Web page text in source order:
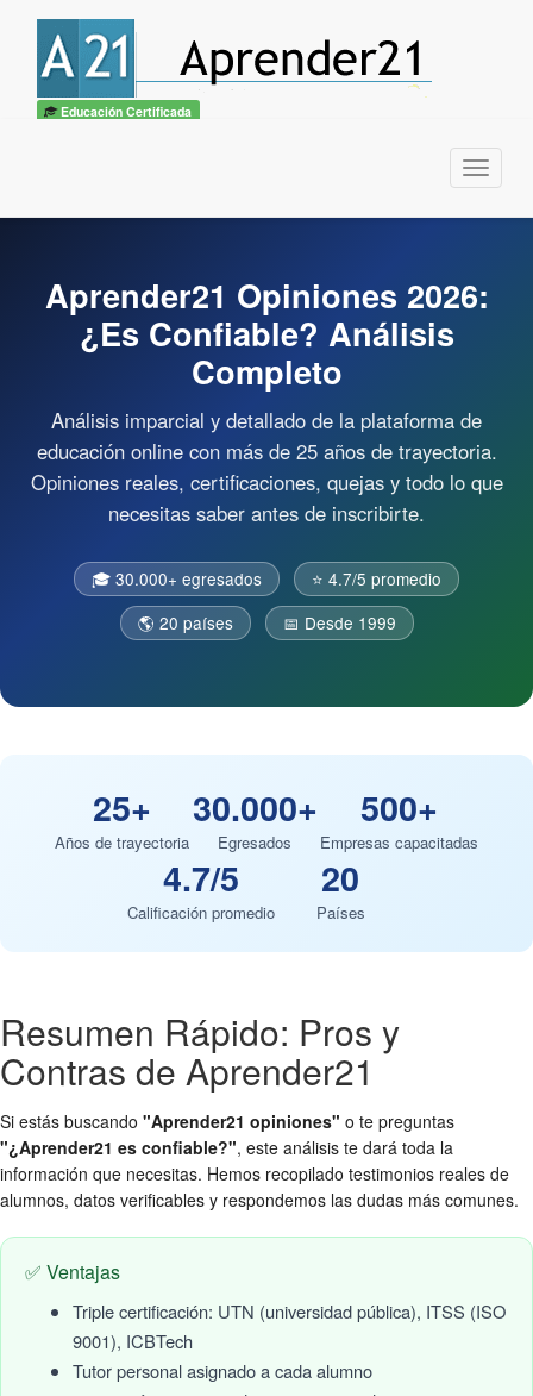
Educación Certificada
Menu
Aprender21 Opiniones 2026:
¿Es Confiable? Análisis
Completo
Análisis imparcial y detallado de la plataforma de
educación online con más de 25 años de trayectoria.
Opiniones reales, certificaciones, quejas y todo lo que
necesitas saber antes de inscribirte.
🎓 30.000+ egresados
⭐ 4.7/5 promedio
🌎 20 países
📅 Desde 1999
25+
Años de trayectoria
30.000+
Egresados
500+
Empresas capacitadas
4.7/5
Calificación promedio
20
Países
Resumen Rápido: Pros y
Contras de Aprender21
Si estás buscando "Aprender21 opiniones" o te preguntas
"¿Aprender21 es confiable?", este análisis te dará toda la
información que necesitas. Hemos recopilado testimonios reales de
alumnos, datos verificables y respondemos las dudas más comunes.
✅ Ventajas
Triple certificación: UTN (universidad pública), ITSS (ISO
9001), ICBTech
Tutor personal asignado a cada alumno